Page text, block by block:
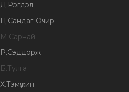
Д. Рэгдэл
Ц.Сандаг-Очир
М .Сарнай
Р.Сэддорж
Б.Тулга
Х.Тэмүүжин